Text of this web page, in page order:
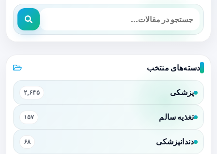
دسته‌های منتخب
پزشکی ۲,۶۴۵
تغذیه سالم ۱۵۷
دندانپزشکی ۶۸